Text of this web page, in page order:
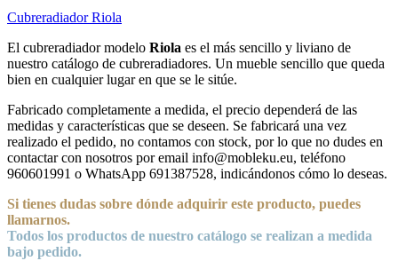
Cubreradiador Riola
El cubreradiador modelo Riola es el más sencillo y liviano de
nuestro catálogo de cubreradiadores. Un mueble sencillo que queda
bien en cualquier lugar en que se le sitúe.
Fabricado completamente a medida, el precio dependerá de las
medidas y características que se deseen. Se fabricará una vez
realizado el pedido, no contamos con stock, por lo que no dudes en
contactar con nosotros por email info@mobleku.eu, teléfono
960601991 o WhatsApp 691387528, indicándonos cómo lo deseas.
Si tienes dudas sobre dónde adquirir este producto, puedes
llamarnos.
Todos los productos de nuestro catálogo se realizan a medida
bajo pedido.